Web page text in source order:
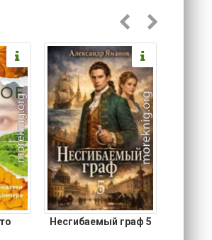
Несгибаемый граф 5